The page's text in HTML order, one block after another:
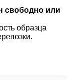
свободно или
образца